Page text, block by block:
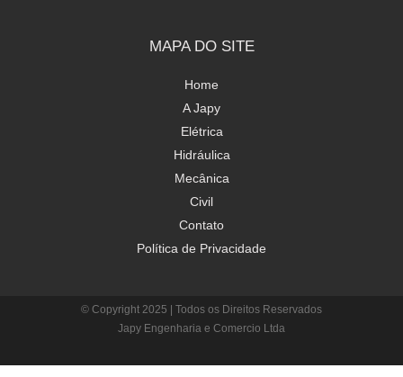
MAPA DO SITE
Home
A Japy
Elétrica
Hidráulica
Mecânica
Civil
Contato
Política de Privacidade
© Copyright 2025 | Todos os Direitos Reservados
Japy Engenharia e Comercio Ltda